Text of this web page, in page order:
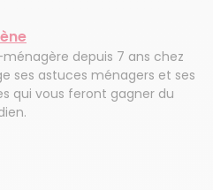
depuis 7 ans chez
ses astuces ménagers et ses
qui vous feront gagner du